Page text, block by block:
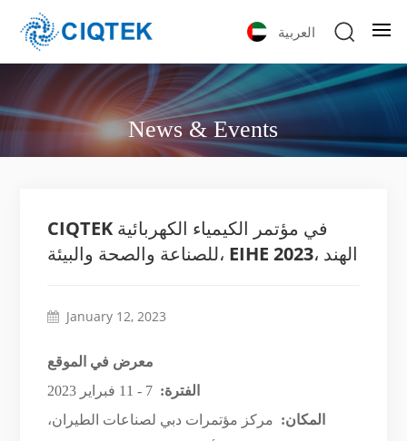
العربية
News & Events
CIQTEK في مؤتمر الكيمياء الكهربائية
للصناعة والصحة والبيئة، EIHE 2023، الهند
January 12, 2023
معرض في الموقع
الفترة:
المكان: مركز مؤتمرات دبي لصناعات الطيران،